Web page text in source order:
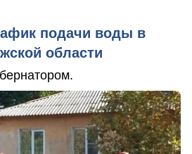
подачи воды в
области